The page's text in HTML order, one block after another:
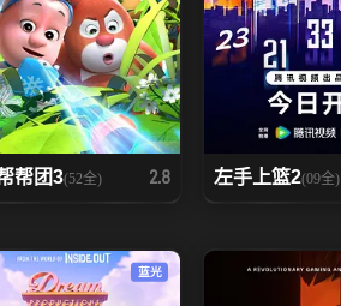
帮团3(52全) 2.8 左手上篮2(09全)
蓝光